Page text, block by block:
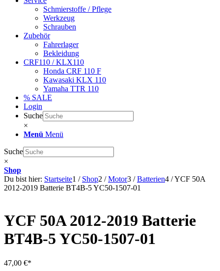
Schmierstoffe / Pflege
Werkzeug
Schrauben
Zubehör
Fahrerlager
Bekleidung
CRF110 / KLX110
Honda CRF 110 F
Kawasaki KLX 110
Yamaha TTR 110
% SALE
Login
Suche
×
Menü Menü
Suche
×
Shop
Du bist hier: Startseite1 / Shop2 / Motor3 / Batterien4 /YCF 50A
2012-2019 Batterie BT4B-5 YC50-1507-01
YCF 50A 2012-2019 Batterie
BT4B-5 YC50-1507-01
47,00 €